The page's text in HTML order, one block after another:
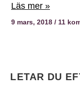
Läs mer »
9 mars, 2018 11
LETAR DU